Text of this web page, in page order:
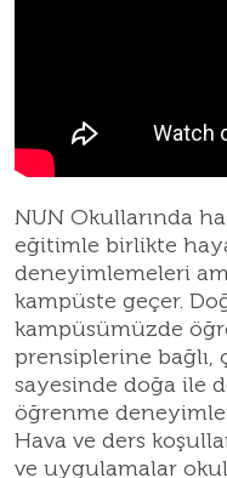
NUN Okullarında
eğitimle birlikte
deneyimlemeleri
kampüste geçer.
kampüsümüzde
prensiplerine bağlı,
sayesinde doğa ile
öğrenme
Hava ve ders
ve uygulamalar okul